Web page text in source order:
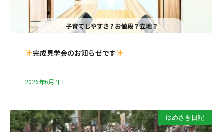
完成見学会のお知らせです
2026年6月7日
ゆめさき日記